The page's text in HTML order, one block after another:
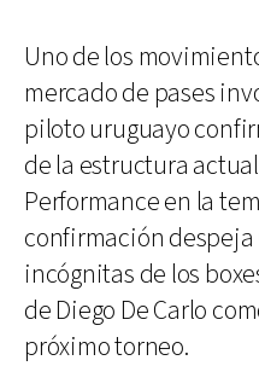
Uno de los
mercado de pases
piloto uruguayo
de la estructura
Performance en la
confirmación despeja
incógnitas de los
de Diego De Carlo
próximo torneo.